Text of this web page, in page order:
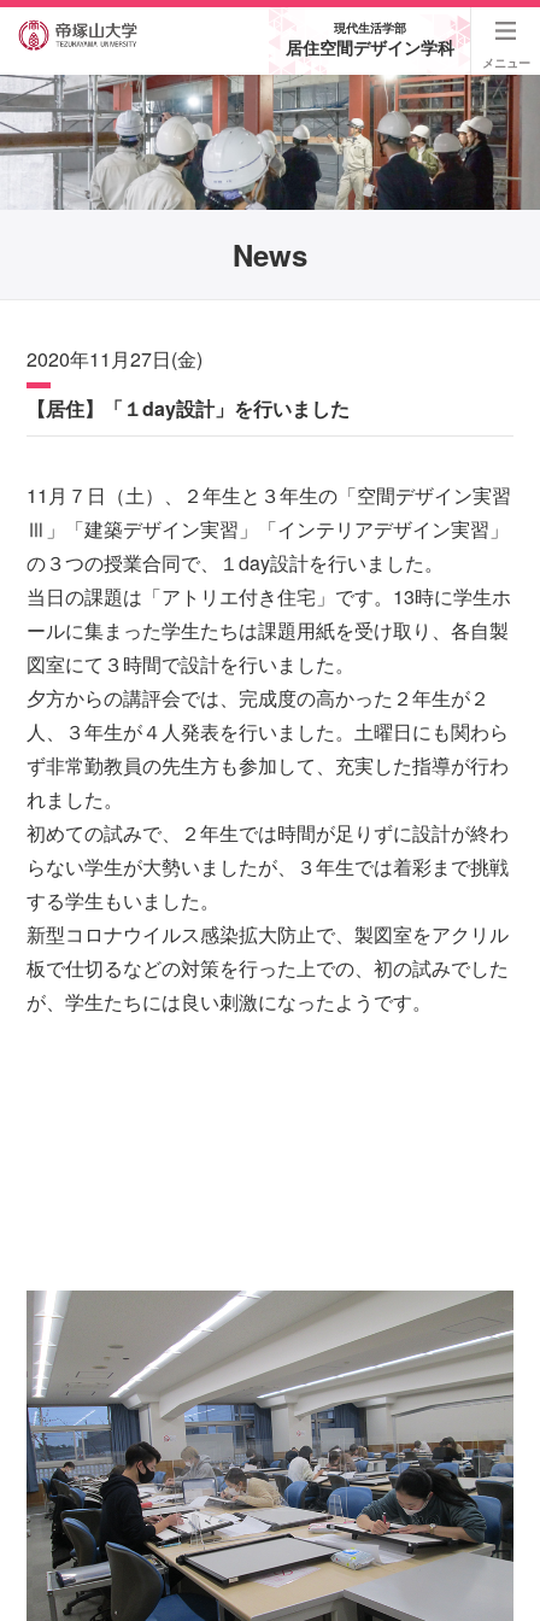
現代生活学部
居住空間デザイン学科
メニュー
News
2020年11月27日(金)
【居住】「１day設計」を行いました
11月７日（土）、２年生と３年生の「空間デザイン実習
Ⅲ」「建築デザイン実習」「インテリアデザイン実習」
の３つの授業合同で、１day設計を行いました。
当日の課題は「アトリエ付き住宅」です。13時に学生ホ
ールに集まった学生たちは課題用紙を受け取り、各自製
図室にて３時間で設計を行いました。
夕方からの講評会では、完成度の高かった２年生が２
人、３年生が４人発表を行いました。土曜日にも関わら
ず非常勤教員の先生方も参加して、充実した指導が行わ
れました。
初めての試みで、２年生では時間が足りずに設計が終わ
らない学生が大勢いましたが、３年生では着彩まで挑戦
する学生もいました。
新型コロナウイルス感染拡大防止で、製図室をアクリル
板で仕切るなどの対策を行った上での、初の試みでした
が、学生たちには良い刺激になったようです。